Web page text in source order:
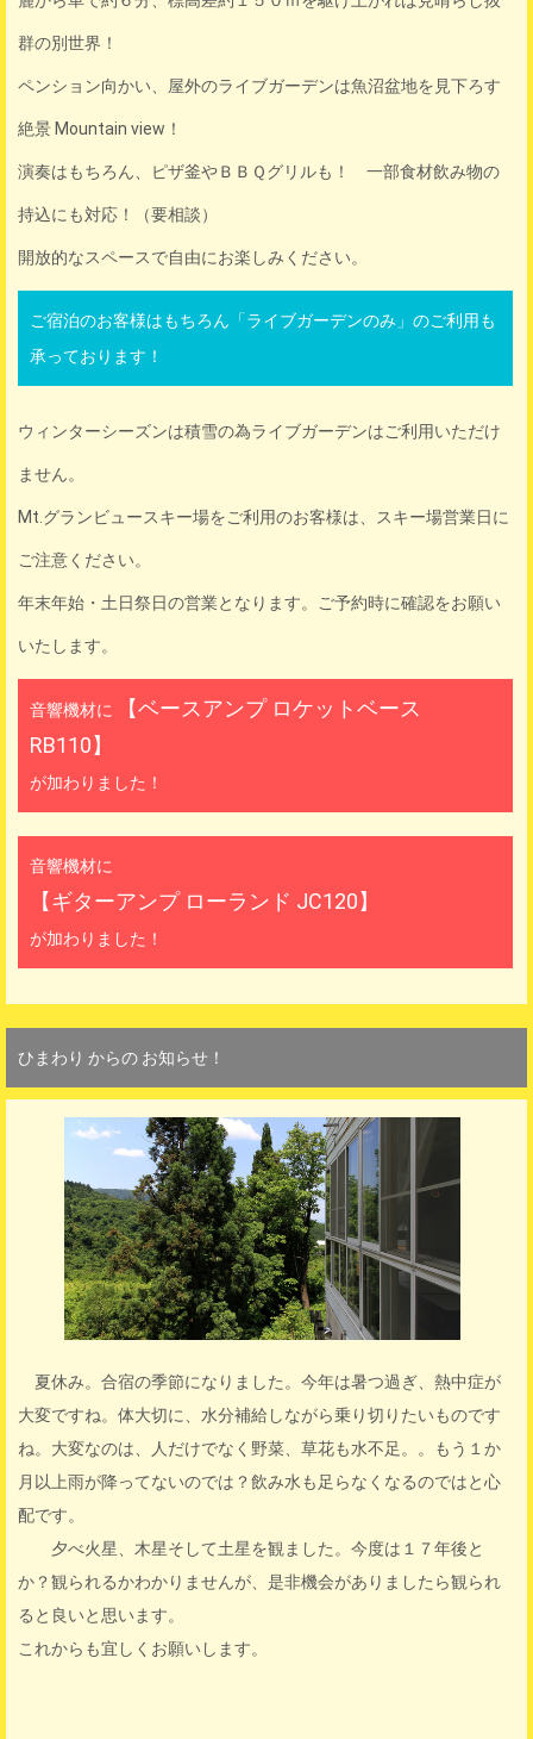
群の別世界！
ペンション向かい、屋外のライブガーデンは魚沼盆地を見下ろす
絶景 Mountain view！
演奏はもちろん、ピザ釜やＢＢＱグリルも！ 一部食材飲み物の
持込にも対応！（要相談）
開放的なスペースで自由にお楽しみください。
ご宿泊のお客様はもちろん「ライブガーデンのみ」のご利用も
承っております！
ウィンターシーズンは積雪の為ライブガーデンはご利用いただけ
ません。
Mt.グランビュースキー場をご利用のお客様は、スキー場営業日に
ご注意ください。
年末年始・土日祭日の営業となります。ご予約時に確認をお願い
いたします。
音響機材に
【ベースアンプ ロケットベース
RB110】
が加わりました！
音響機材に
【ギターアンプ ローランド JC120】
が加わりました！
ひまわり からの お知らせ！
夏休み。合宿の季節になりました。今年は暑つ過ぎ、熱中症が
大変ですね。体大切に、水分補給しながら乗り切りたいものです
ね。大変なのは、人だけでなく野菜、草花も水不足。。もう１か
月以上雨が降ってないのでは？飲み水も足らなくなるのではと心
配です。
夕べ火星、木星そして土星を観ました。今度は１７年後と
か？観られるかわかりませんが、是非機会がありましたら観られ
ると良いと思います。
これからも宜しくお願いします。